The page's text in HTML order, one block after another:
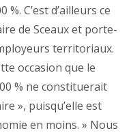
C’est d’ailleurs ce
de Sceaux et porte-
territoriaux.
occasion que le
% ne constituerait
», puisqu’elle est
en moins. » Nous